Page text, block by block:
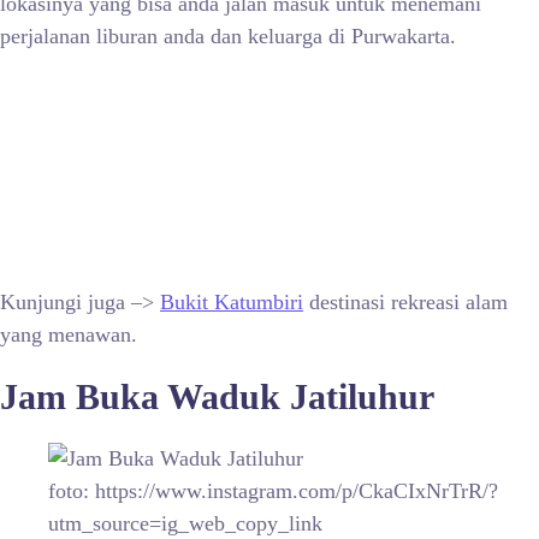
perjalanan liburan anda dan keluarga di Purwakarta.
Kunjungi juga –> Bukit Katumbiri destinasi rekreasi alam
yang menawan.
Jam Buka Waduk Jatiluhur
foto: https://www.instagram.com/p/CkaCIxNrTrR/?
utm_source=ig_web_copy_link